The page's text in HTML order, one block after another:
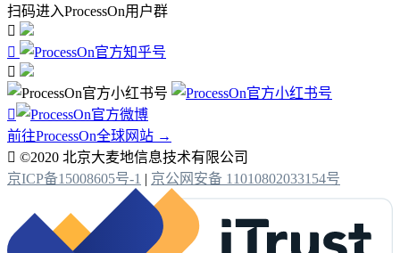
扫码进入ProcessOn用户群




前往ProcessOn全球网站 →
 ©2020 北京大麦地信息技术有限公司
京ICP备15008605号-1 | 京公网安备 11010802033154号